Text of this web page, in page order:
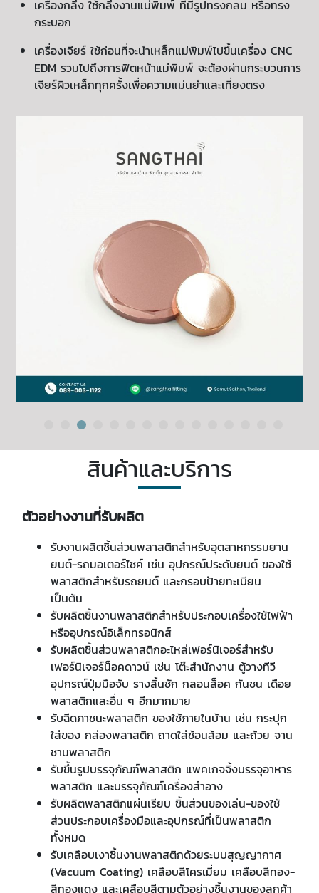
เครื่องกลึง ใช้กลึงงานแม่พิมพ์ ที่มีรูปทรงกลม หรือทรง
กระบอก
เครื่องเจียร์ ใช้ก่อนที่จะนำเหล็กแม่พิมพ์ไปขึ้นเครื่อง CNC
EDM รวมไปถึงการฟิตหน้าแม่พิมพ์ จะต้องผ่านกระบวนการ
เจียร์ผิวเหล็กทุกครั้งเพื่อความแม่นยำและเที่ยงตรง
สินค้าและบริการ
ตัวอย่างงานที่รับผลิต
รับงานผลิตชิ้นส่วนพลาสติกสำหรับอุตสาหกรรมยาน
ยนต์-รถมอเตอร์ไซค์ เช่น อุปกรณ์ประดับยนต์ ของใช้
พลาสติกสำหรับรถยนต์ และกรอบป้ายทะเบียน
เป็นต้น
รับผลิตชิ้นงานพลาสติกสำหรับประกอบเครื่องใช้ไฟฟ้า
หรืออุปกรณ์อิเล็กทรอนิกส์
รับผลิตชิ้นส่วนพลาสติกอะไหล่เฟอร์นิเจอร์สำหรับ
เฟอร์นิเจอร์น็อคดาวน์ เช่น โต๊ะสำนักงาน ตู้วางทีวี
อุปกรณ์ปุ่มมือจับ รางลิ้นชัก กลอนล็อค กันชน เดือย
พลาสติกและอื่น ๆ อีกมากมาย
รับฉีดภาชนะพลาสติก ของใช้ภายในบ้าน เช่น กระปุก
ใส่ของ กล่องพลาสติก ถาดใส่ช้อนส้อม และถ้วย จาน
ชามพลาสติก
รับขึ้นรูปบรรจุภัณฑ์พลาสติก แพคเกจจิ้งบรรจุอาหาร
พลาสติก และบรรจุภัณฑ์เครื่องสำอาง
รับผลิตพลาสติกแผ่นเรียบ ชิ้นส่วนของเล่น-ของใช้
ส่วนประกอบเครื่องมือและอุปกรณ์ที่เป็นพลาสติก
ทั้งหมด
รับเคลือบเงาชิ้นงานพลาสติกด้วยระบบสุญญากาศ
(Vacuum Coating) เคลือบสีโครเมี่ยม เคลือบสีทอง-
สีทองแดง และเคลือบสีตามตัวอย่างชิ้นงานของลูกค้า